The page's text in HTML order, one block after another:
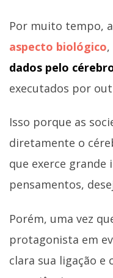
Por muito tempo,
aspecto biológico
dados pelo
executados por
Isso porque as
diretamente o
que exerce grande
pensamentos,
Porém, uma vez
protagonista em
clara sua ligação e